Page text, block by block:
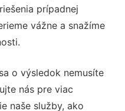
prípadnej
vážne a snažíme
o výsledok nemusíte
nás pre viac
naše služby, ako